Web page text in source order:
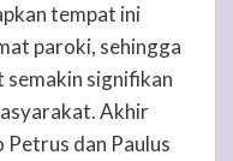
tempat ini
paroki, sehingga
semakin signifikan
Akhir
dan Paulus